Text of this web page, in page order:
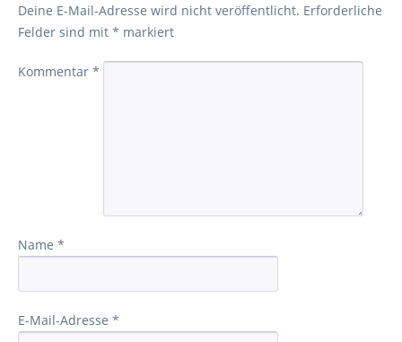
Deine E-Mail-Adresse wird nicht veröffentlicht. Erforderliche
Felder sind mit * markiert
Kommentar *
Name *
E-Mail-Adresse *